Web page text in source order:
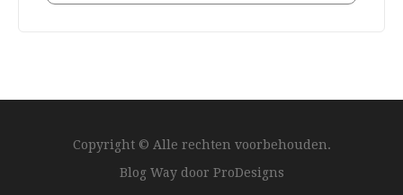
Copyright © Alle rechten voorbehouden.
Blog Way door ProDesigns